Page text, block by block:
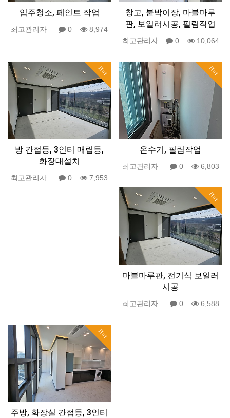
입주청소, 페인트 작업
최고관리자 0 8,974
창고, 붙박이장, 마블마루
판, 보일러시공, 필림작업
최고관리자 0 10,064
Hot
방 간접등, 3인티 매립등,
화장대설치
최고관리자 0 7,953
Hot
온수기, 필림작업
최고관리자 0 6,803
Hot
마블마루판, 전기식 보일러
시공
최고관리자 0 6,588
Hot
주방, 화장실 간접등, 3인티